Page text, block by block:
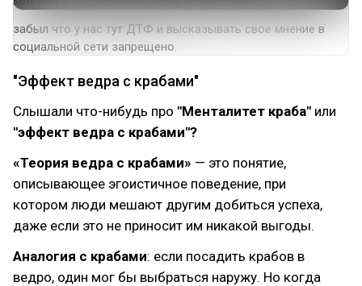
забыл что у нас тут ДТФ и высказывать свое мнение в
социальной сети запрещено.
"Эффект ведра с крабами"
Слышали что-нибудь про "Менталитет краба" или
"эффект ведра с крабами"?
«Теория ведра с крабами» — это понятие,
описывающее эгоистичное поведение, при
котором люди мешают другим добиться успеха,
даже если это не приносит им никакой выгоды.
Аналогия с крабами: если посадить крабов в
ведро, один мог бы выбраться наружу. Но когда